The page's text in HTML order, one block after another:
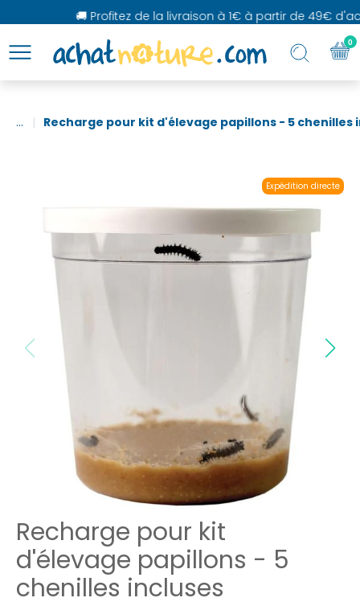
🚚 Profitez de la livraison à 1€ à partir de 49€
... Recharge pour kit d'élevage papillons - 5 chenilles
Expédition directe
Recharge pour kit
d'élevage papillons - 5
chenilles incluses
0